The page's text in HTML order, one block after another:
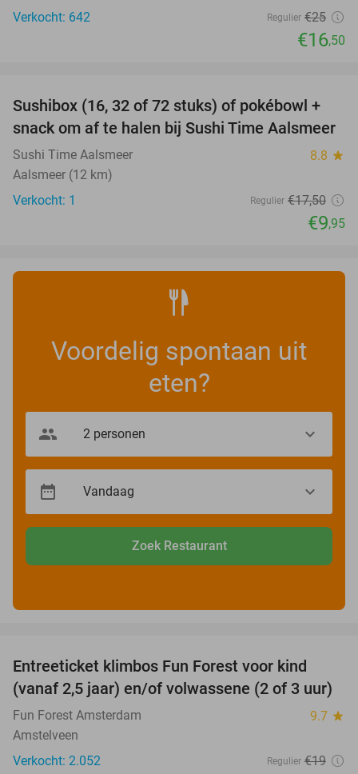
Verkocht: 642
Regulier €25
€16,50
43%
TODAY
Sushibox (16, 32 of 72 stuks) of pokébowl +
snack om af te halen bij Sushi Time Aalsmeer
Sushi Time Aalsmeer 8.8 star
Aalsmeer (12 km)
Verkocht: 1
Regulier €17,50
€9,95
Voordelig spontaan uit
eten?
Zoek Restaurant
Entreeticket klimbos Fun Forest voor kind
(vanaf 2,5 jaar) en/of volwassene (2 of 3 uur)
Fun Forest Amsterdam 9.7 star
Amstelveen
Verkocht: 2.052
Regulier €19